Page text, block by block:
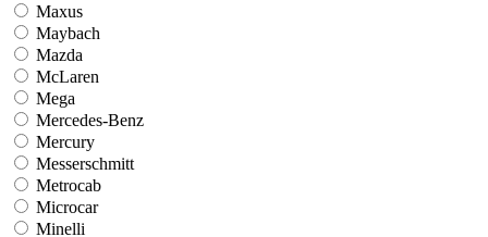
Maxus
Maybach
Mazda
McLaren
Mega
Mercedes-Benz
Mercury
Messerschmitt
Metrocab
Microcar
Minelli